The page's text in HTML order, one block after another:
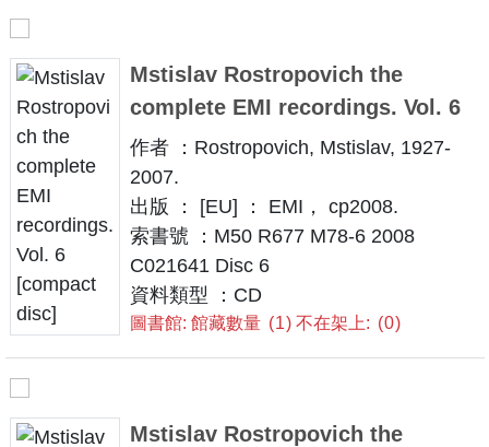
Mstislav Rostropovich the
complete EMI recordings. Vol. 6
作者 ：Rostropovich, Mstislav, 1927-
2007.
出版 ： [EU] ： EMI， cp2008.
索書號 ：M50 R677 M78-6 2008
C021641 Disc 6
資料類型 ：CD
圖書館: 館藏數量 1 不在架上: 0
Mstislav Rostropovich the